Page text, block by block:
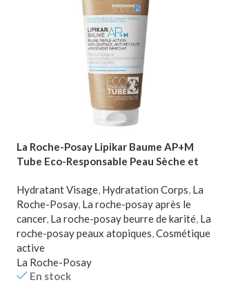
La Roche-Posay Lipikar Baume AP+M
Tube Eco-Responsable Peau Sèche et
Hydratant Visage, Hydratation Corps, La
Roche-Posay, La roche-posay après le
cancer, La roche-posay beurre de karité, La
roche-posay peaux atopiques,Cosmétique
active
La Roche-Posay
En stock